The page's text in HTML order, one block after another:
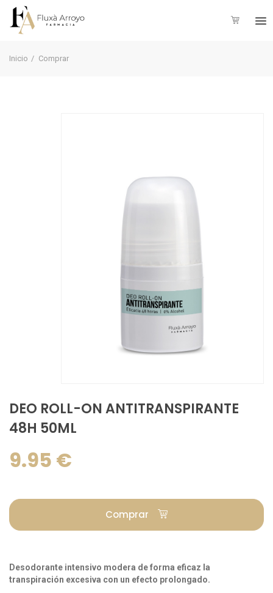
Inicio Comprar
DEO ROLL-ON ANTITRANSPIRANTE
48H 50ML
9.95 €
Comprar
Desodorante intensivo modera de forma eficaz la
transpiración excesiva con un efecto prolongado.